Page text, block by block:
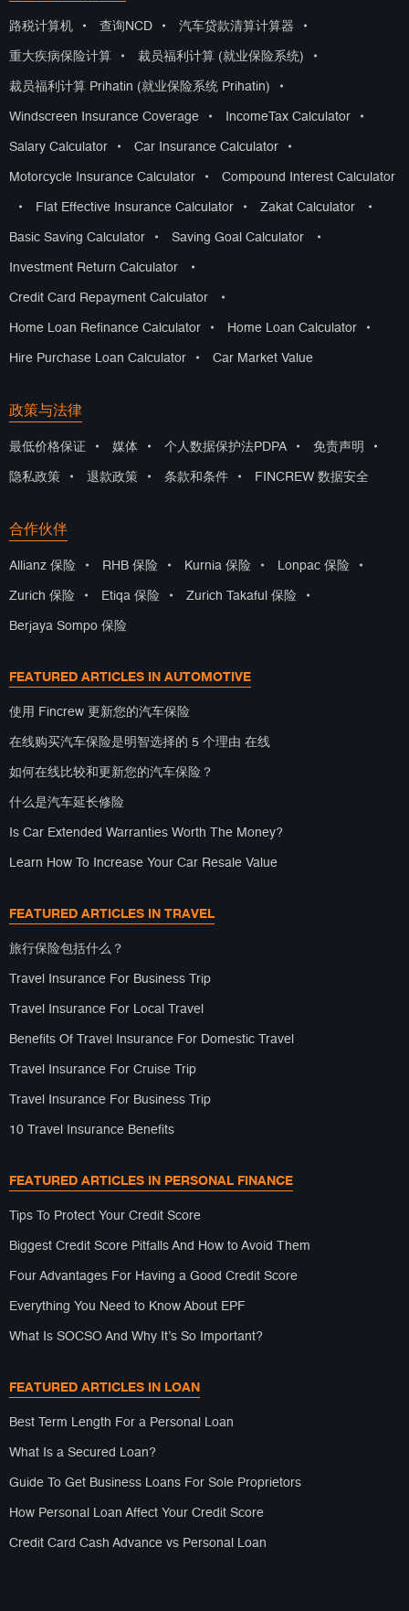
路税计算机 • 查询NCD • 汽车贷款清算计算器 •
重大疾病保险计算 • 裁员福利计算 (就业保险系统) •
裁员福利计算 Prihatin (就业保险系统 Prihatin) •
Windscreen Insurance Coverage • IncomeTax Calculator •
Salary Calculator • Car Insurance Calculator •
Motorcycle Insurance Calculator • Compound Interest Calculator
• Flat Effective Insurance Calculator • Zakat Calculator •
Basic Saving Calculator • Saving Goal Calculator •
Investment Return Calculator •
Credit Card Repayment Calculator •
Home Loan Refinance Calculator • Home Loan Calculator •
Hire Purchase Loan Calculator • Car Market Value
政策与法律
最低价格保证 • 媒体 • 个人数据保护法PDPA • 免责声明 •
隐私政策 • 退款政策 • 条款和条件 • FINCREW 数据安全
合作伙伴
Allianz 保险 • RHB 保险 • Kurnia 保险 • Lonpac 保险 •
Zurich 保险 • Etiqa 保险 • Zurich Takaful 保险 •
Berjaya Sompo 保险
FEATURED ARTICLES IN AUTOMOTIVE
使用 Fincrew 更新您的汽车保险
在线购买汽车保险是明智选择的 5 个理由 在线
如何在线比较和更新您的汽车保险？
什么是汽车延长修险
Is Car Extended Warranties Worth The Money?
Learn How To Increase Your Car Resale Value
FEATURED ARTICLES IN TRAVEL
旅行保险包括什么？
Travel Insurance For Business Trip
Travel Insurance For Local Travel
Benefits Of Travel Insurance For Domestic Travel
Travel Insurance For Cruise Trip
Travel Insurance For Business Trip
10 Travel Insurance Benefits
FEATURED ARTICLES IN PERSONAL FINANCE
Tips To Protect Your Credit Score
Biggest Credit Score Pitfalls And How to Avoid Them
Four Advantages For Having a Good Credit Score
Everything You Need to Know About EPF
What Is SOCSO And Why It’s So Important?
FEATURED ARTICLES IN LOAN
Best Term Length For a Personal Loan
What Is a Secured Loan?
Guide To Get Business Loans For Sole Proprietors
How Personal Loan Affect Your Credit Score
Credit Card Cash Advance vs Personal Loan